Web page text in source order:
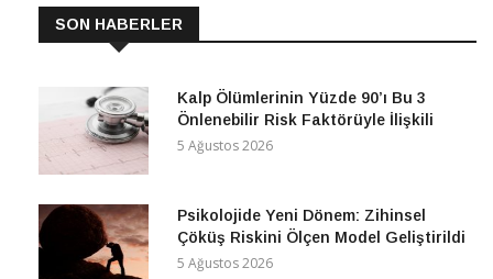
SON HABERLER
Kalp Ölümlerinin Yüzde 90’ı Bu 3
Önlenebilir Risk Faktörüyle İlişkili
5 Ağustos 2026
Psikolojide Yeni Dönem: Zihinsel
Çöküş Riskini Ölçen Model Geliştirildi
5 Ağustos 2026